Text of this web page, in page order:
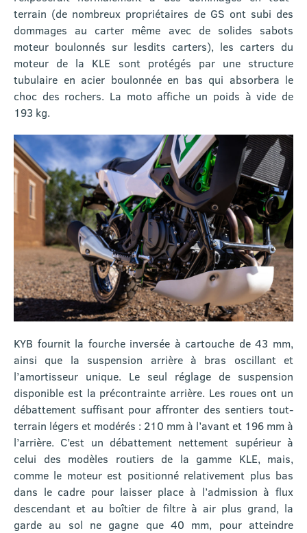
terrain (de nombreux propriétaires de GS ont subi des
dommages au carter même avec de solides sabots
moteur boulonnés sur lesdits carters), les carters du
moteur de la KLE sont protégés par une structure
tubulaire en acier boulonnée en bas qui absorbera le
choc des rochers. La moto affiche un poids à vide de
193 kg.
KYB fournit la fourche inversée à cartouche de 43 mm,
ainsi que la suspension arrière à bras oscillant et
l’amortisseur unique. Le seul réglage de suspension
disponible est la précontrainte arrière. Les roues ont un
débattement suffisant pour affronter des sentiers tout-
terrain légers et modérés : 210 mm à l’avant et 196 mm à
l’arrière. C’est un débattement nettement supérieur à
celui des modèles routiers de la gamme KLE, mais,
comme le moteur est positionné relativement plus bas
dans le cadre pour laisser place à l’admission à flux
descendant et au boîtier de filtre à air plus grand, la
garde au sol ne gagne que 40 mm, pour atteindre